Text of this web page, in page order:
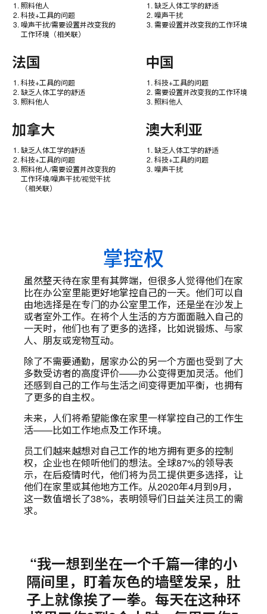
照料他人
科技+工具的问题
噪声干扰/需要设置并改变我的
工作环境（相关联）
缺乏人体工学的舒适
噪声干扰
需要设置并改变我的工作环境
法国
科技+工具的问题
缺乏人体工学的舒适
照料他人
中国
科技+工具的问题
需要设置并改变我的工作环境
照料他人
加拿大
缺乏人体工学的舒适
科技+工具的问题
照料他人/需要设置并改变我的
工作环境/噪声干扰/视觉干扰
（相关联）
澳大利亚
缺乏人体工学的舒适
科技+工具的问题
噪声干扰
掌控权
虽然整天待在家里有其弊端，但很多人觉得他们在家
比在办公室里能更好地掌控自己的一天。他们可以自
由地选择是在专门的办公室里工作，还是坐在沙发上
或者室外工作。在将个人生活的方方面面融入自己的
一天时，他们也有了更多的选择，比如说锻炼、与家
人、朋友或宠物互动。
除了不需要通勤，居家办公的另一个方面也受到了大
多数受访者的高度评价——办公变得更加灵活。他们
还感到自己的工作与生活之间变得更加平衡，也拥有
了更多的自主权。
未来，人们将希望能像在家里一样掌控自己的工作生
活——比如工作地点及工作环境。
员工们越来越想对自己工作的地方拥有更多的控制
权，企业也在倾听他们的想法。全球87%的领导表
示，在后疫情时代，他们将为员工提供更多选择，让
他们在家里或其他地方工作。从2020年4月到9月，
这一数值增长了38%，表明领导们日益关注员工的需
求。
“我一想到坐在一个千篇一律的小
隔间里，盯着灰色的墙壁发呆，肚
子上就像挨了一拳。每天在这种环